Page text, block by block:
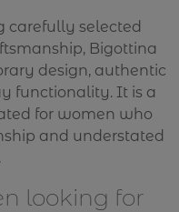
carefully selected
Bigottina
design, authentic
functionality. It is a
for women who
and understated
looking for